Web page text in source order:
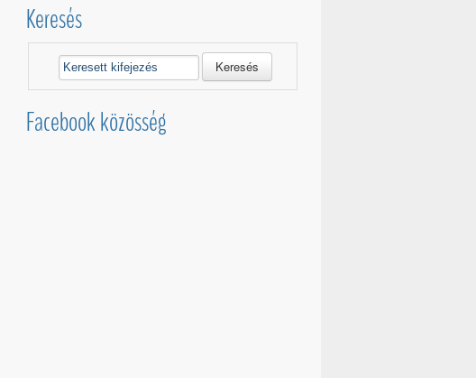
Keresés
Keresés
Facebook közösség